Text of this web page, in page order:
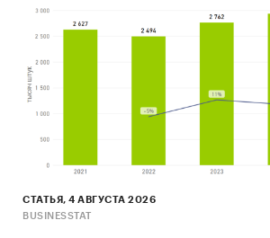
Категории:
Фармацевтика /
Лизин, кислота,
Кормовые аминокислоты
Аминокислота
СТАТЬЯ, 4 АВГУСТА 2026
BUSINESSTAT